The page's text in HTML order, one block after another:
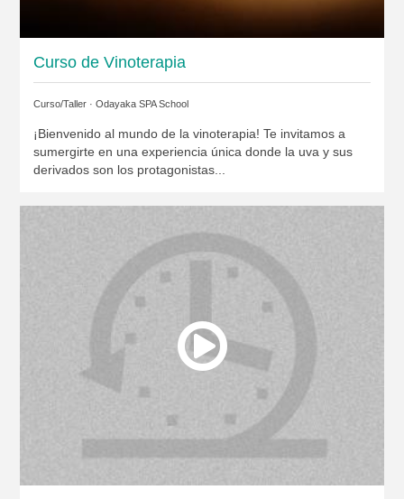
Curso de Vinoterapia
Curso/Taller · Odayaka SPA School
¡Bienvenido al mundo de la vinoterapia! Te invitamos a
sumergirte en una experiencia única donde la uva y sus
derivados son los protagonistas...